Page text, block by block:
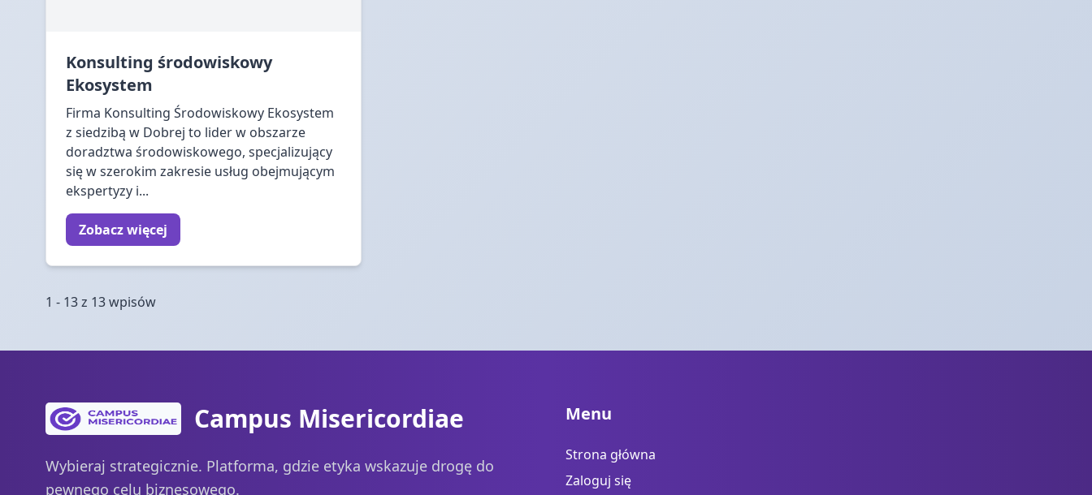
Konsulting środowiskowy
Ekosystem
Firma Konsulting Środowiskowy Ekosystem
z siedzibą w Dobrej to lider w obszarze
doradztwa środowiskowego, specjalizujący
się w szerokim zakresie usług obejmującym
ekspertyzy i...
Zobacz więcej
1 - 13 z 13 wpisów
Campus Misericordiae
Wybieraj strategicznie. Platforma, gdzie etyka wskazuje drogę do
pewnego celu biznesowego.
Menu
Strona główna
Zaloguj się